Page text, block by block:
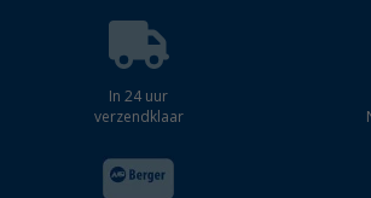
In 24 uur
verzendklaar